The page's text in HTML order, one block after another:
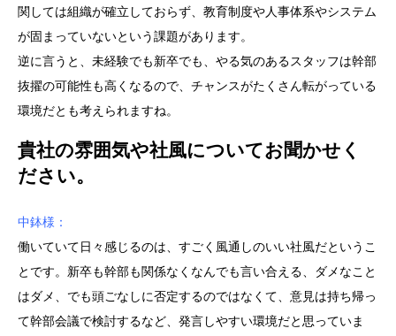
関しては組織が確立しておらず、教育制度や人事体系やシステム
が固まっていないという課題があります。
逆に言うと、未経験でも新卒でも、やる気のあるスタッフは幹部
抜擢の可能性も高くなるので、チャンスがたくさん転がっている
環境だとも考えられますね。
貴社の雰囲気や社風についてお聞かせく
ださい。
中鉢様：
働いていて日々感じるのは、すごく風通しのいい社風だというこ
とです。新卒も幹部も関係なくなんでも言い合える、ダメなこと
はダメ、でも頭ごなしに否定するのではなくて、意見は持ち帰っ
て幹部会議で検討するなど、発言しやすい環境だと思っていま